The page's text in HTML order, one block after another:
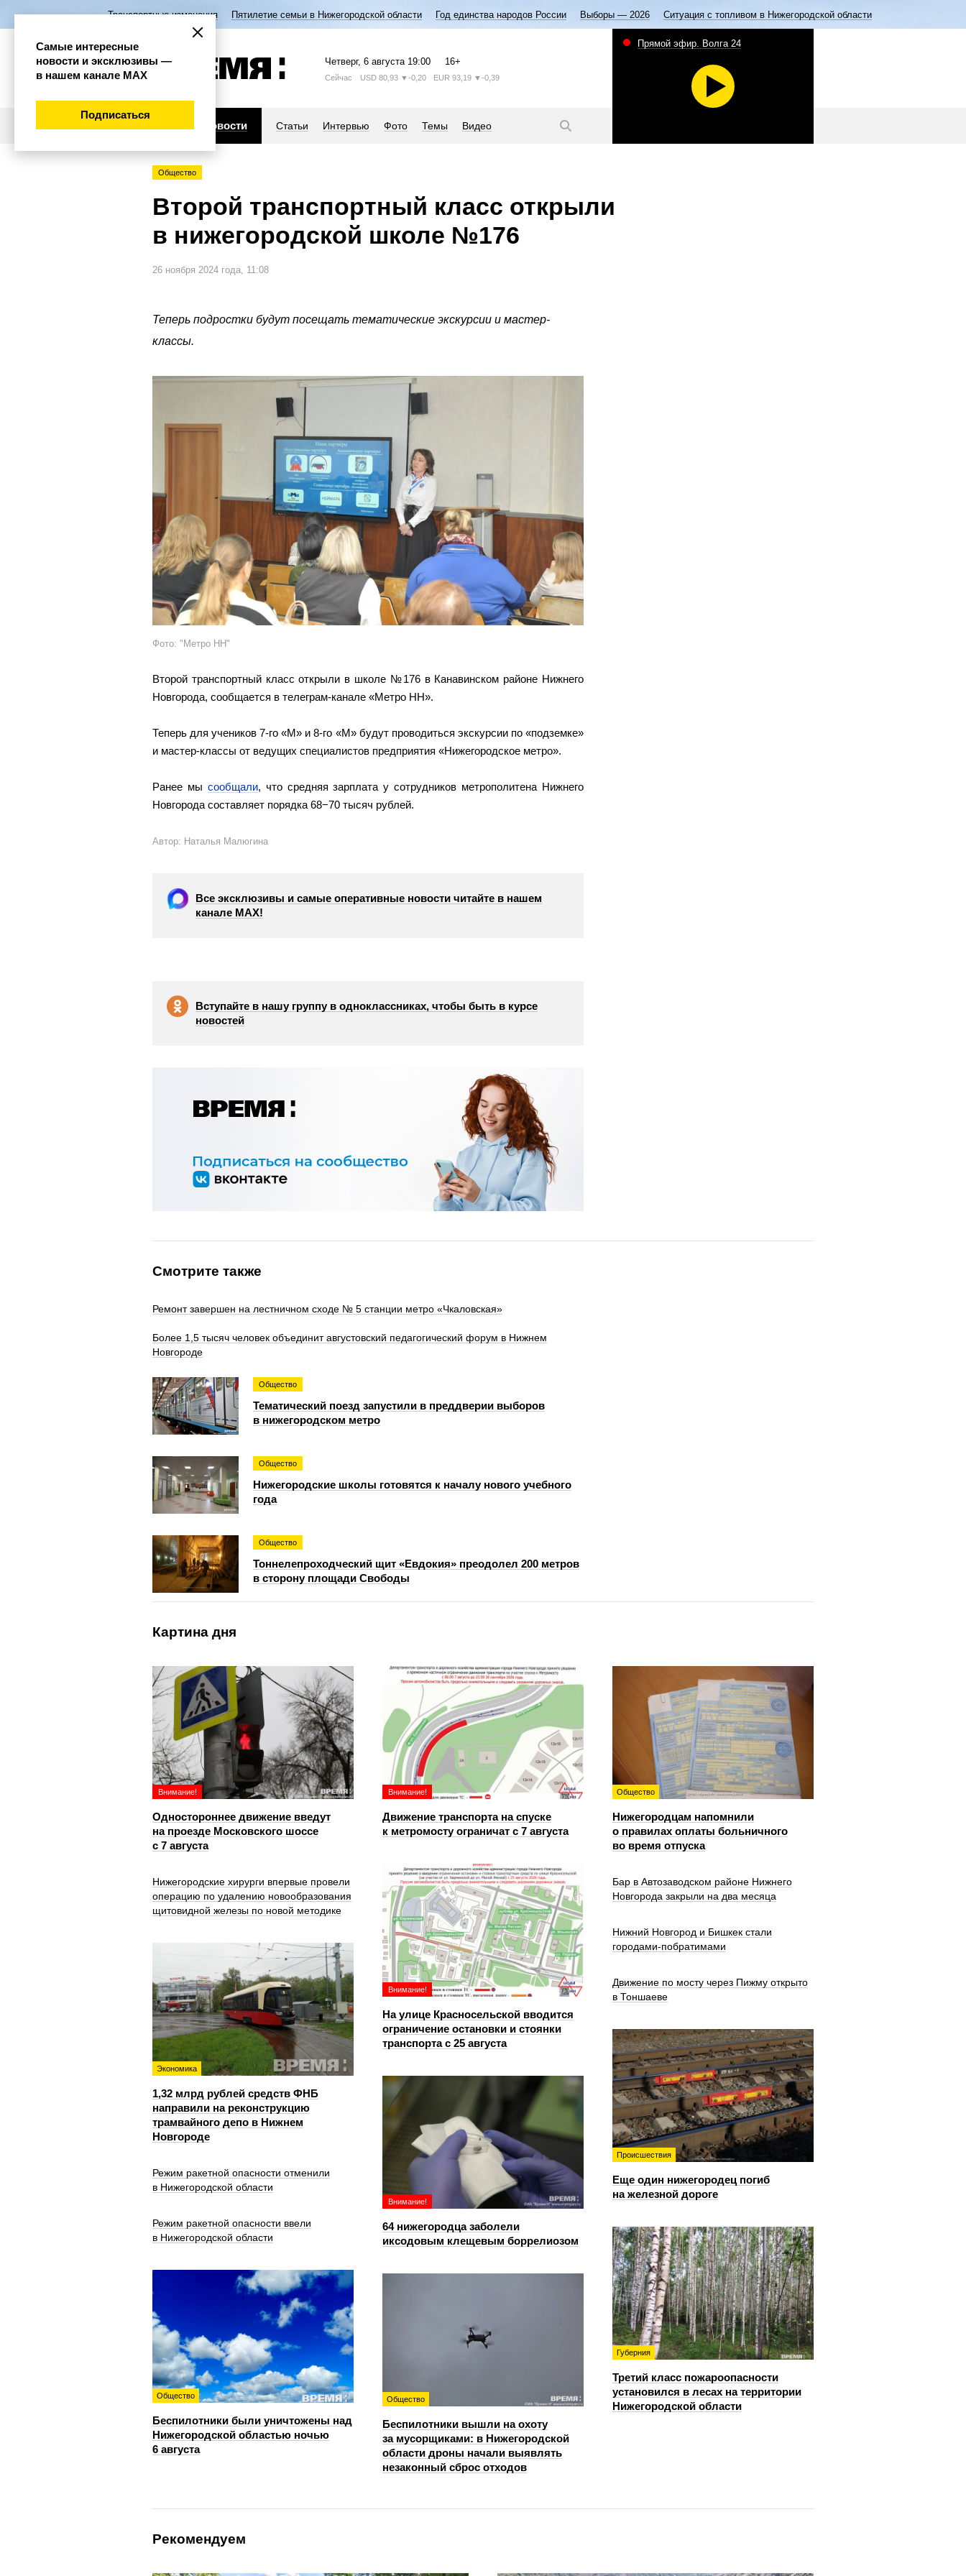
Транспортные изменения Пятилетие семьи в Нижегородской области Год единства народов России Выборы — 2026 Ситуация с топливом в Нижегородской области
Четверг, 6 августа 19:00 16+
Сейчас USD 80,93 ▼-0,20 EUR 93,19 ▼-0,39
Новости Статьи Интервью Фото Темы Видео
Прямой эфир. Волга 24
Общество
Второй транспортный класс открыли
в нижегородской школе №176
26 ноября 2024 года, 11:08
Теперь подростки будут посещать тематические экскурсии и мастер-
классы.
Фото: "Метро НН"
Второй транспортный класс открыли в школе №176 в Канавинском районе Нижнего
Новгорода, сообщается в телеграм-канале «Метро НН».
Теперь для учеников 7-го «М» и 8-го «М» будут проводиться экскурсии по «подземке»
и мастер-классы от ведущих специалистов предприятия «Нижегородское метро».
Ранее мы сообщали, что средняя зарплата у сотрудников метрополитена Нижнего
Новгорода составляет порядка 68−70 тысяч рублей.
Автор: Наталья Малюгина
Все эксклюзивы и самые оперативные новости читайте в нашем
канале МАХ!
Вступайте в нашу группу в одноклассниках, чтобы быть в курсе
новостей
Смотрите также
Ремонт завершен на лестничном сходе № 5 станции метро «Чкаловская»
Более 1,5 тысяч человек объединит августовский педагогический форум в Нижнем
Новгороде
Общество
Тематический поезд запустили в преддверии выборов
в нижегородском метро
Общество
Нижегородские школы готовятся к началу нового учебного
года
Общество
Тоннелепроходческий щит «Евдокия» преодолел 200 метров
в сторону площади Свободы
Картина дня
Внимание!
Одностороннее движение введут
на проезде Московского шоссе
с 7 августа
Внимание!
Движение транспорта на спуске
к метромосту ограничат с 7 августа
Общество
Нижегородцам напомнили
о правилах оплаты больничного
во время отпуска
Внимание!
На улице Красносельской вводится
ограничение остановки и стоянки
транспорта с 25 августа
Нижегородские хирурги впервые провели
операцию по удалению новообразования
щитовидной железы по новой методике
Бар в Автозаводском районе Нижнего
Новгорода закрыли на два месяца
Нижний Новгород и Бишкек стали
городами-побратимами
Экономика
1,32 млрд рублей средств ФНБ
направили на реконструкцию
трамвайного депо в Нижнем
Новгороде
Движение по мосту через Пижму открыто
в Тоншаеве
Происшествия
Еще один нижегородец погиб
на железной дороге
Внимание!
64 нижегородца заболели
иксодовым клещевым боррелиозом
Режим ракетной опасности отменили
в Нижегородской области
Режим ракетной опасности ввели
в Нижегородской области
Губерния
Третий класс пожароопасности
установился в лесах на территории
Нижегородской области
Общество
Беспилотники были уничтожены над
Нижегородской областью ночью
6 августа
Общество
Беспилотники вышли на охоту
за мусорщиками: в Нижегородской
области дроны начали выявлять
незаконный сброс отходов
Рекомендуем
Самые интересные
новости и эксклюзивы —
в нашем канале МАХ
Подписаться